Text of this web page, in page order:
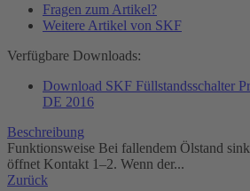
Fragen zum Artikel?
Weitere Artikel von SKF
Verfügbare Downloads:
Download SKF Füllstandsschalter
DE 2016
Beschreibung
Funktionsweise Bei fallendem Ölstand
öffnet Kontakt 1–2. Wenn der...
Zurück